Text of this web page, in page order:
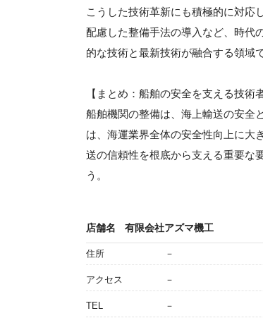
こうした技術革新にも積極的に対応
配慮した整備手法の導入など、時代
的な技術と最新技術が融合する領域
【まとめ：船舶の安全を支える技術
船舶機関の整備は、海上輸送の安全
は、海運業界全体の安全性向上に大
送の信頼性を根底から支える重要な
う。
店舗名 有限会社アズマ機工
住所 －
アクセス －
TEL －